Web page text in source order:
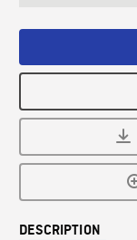
DESCRIPTION